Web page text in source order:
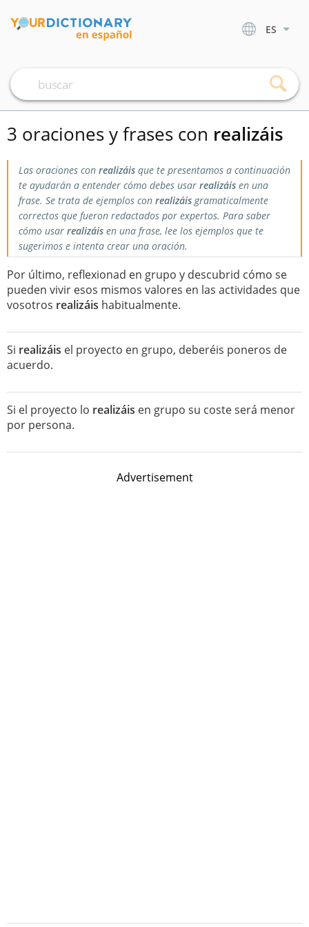
ES
3 oraciones y frases con realizáis
Las oraciones con realizáis que te presentamos a continuación
te ayudarán a entender cómo debes usar realizáis en una
frase. Se trata de ejemplos con realizáisgramaticalmente
correctos que fueron redactados por expertos. Para saber
cómo usar realizáis en una frase, lee los ejemplos que te
sugerimos e intenta crear una oración.
Por último, reflexionad en grupo y descubrid cómo se
pueden vivir esos mismos valores en las actividades que
vosotros realizáis habitualmente.
Si realizáis el proyecto en grupo, deberéis poneros de
acuerdo.
Si el proyecto lo realizáis en grupo su coste será menor
por persona.
Advertisement